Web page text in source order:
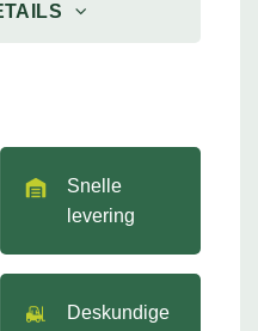
Snelle
levering
Deskundige